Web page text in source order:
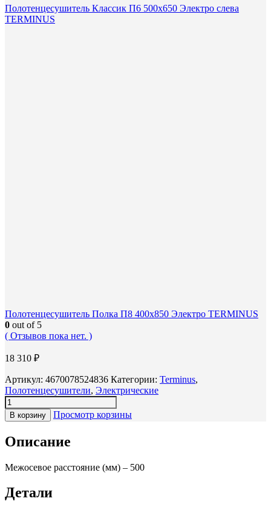
Полотенцесушитель Классик П6 500х650 Электро слева
TERMINUS
Полотенцесушитель Полка П8 400х850 Электро TERMINUS
0 out of 5
( Отзывов пока нет. )
18 310 ₽
Артикул: 4670078524836 Категории: Terminus,
Полотенцесушители, Электрические
В корзину Просмотр корзины
Описание
Межосевое расстояние (мм) – 500
Детали